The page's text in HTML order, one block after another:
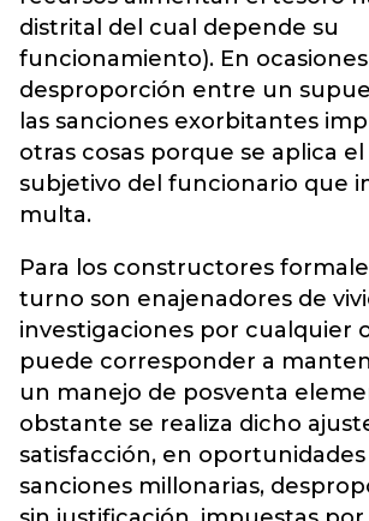
distrital del cual depende su
funcionamiento). En
desproporción entre un
las sanciones exorbitantes
otras cosas porque se aplica
subjetivo del funcionario que
multa.
Para los constructores
turno son enajenadores de
investigaciones por cualquier
puede corresponder a
un manejo de posventa
obstante se realiza dicho
satisfacción, en
sanciones millonarias,